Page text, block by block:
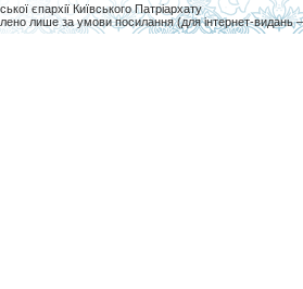
єпархії Київського Патріархату
лише за умови посилання (для інтернет-видань